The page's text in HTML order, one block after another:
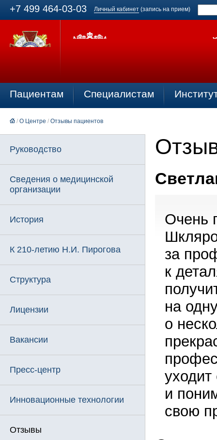
+7 499 464-03-03 Личный кабинет (запись на прием)
Пациентам Специалистам
/ О Центре / Отзывы пациентов
Руководство
Сведения о медицинской
организации
История
К 210-летию Н.И. Пирогова
Структура
Лицензии
Вакансии
Пресс-центр
Инновационные технологии
Отзывы
Очень
за
к
на
о
уходит
и
свою